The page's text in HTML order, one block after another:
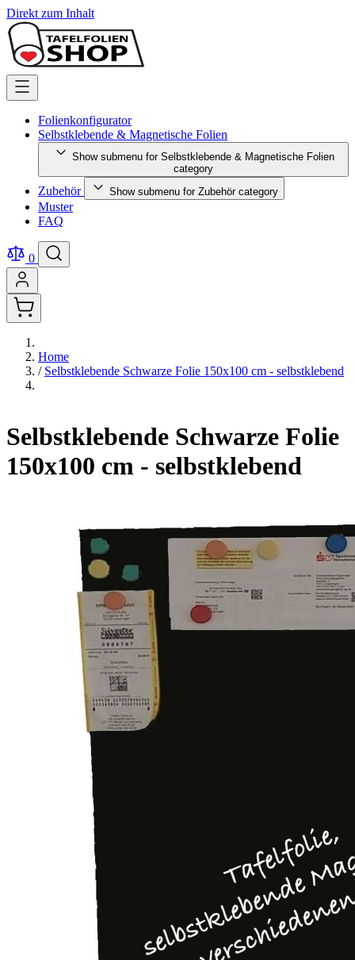
Direkt zum Inhalt
Folienkonfigurator
Selbstklebende & Magnetische Folien
Show submenu for Selbstklebende & Magnetische Folien
category
Zubehör Show submenu for Zubehör category
Muster
FAQ
0
Home
/ Selbstklebende Schwarze Folie 150x100 cm - selbstklebend
Selbstklebende Schwarze Folie
150x100 cm - selbstklebend